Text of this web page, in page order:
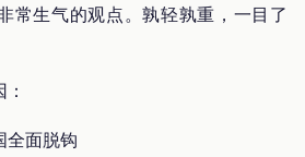
常生气的观点。孰轻孰重，一目了
全面脱钩